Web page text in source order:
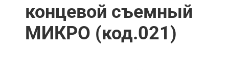
концевой съемный
МИКРО (код.021)